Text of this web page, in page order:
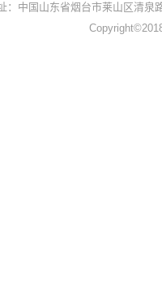
：中国山东省烟台市莱山区清泉